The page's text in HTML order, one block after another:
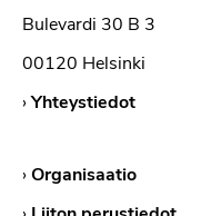
Bulevardi 30 B 3
00120 Helsinki
›Yhteystiedot
›Organisaatio